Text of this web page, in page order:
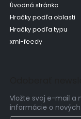
Úvodná stránka
Hračky podľa oblasti
Hračky podľa typu
xml-feedy
Vložte svoj e-mail a
informácie o